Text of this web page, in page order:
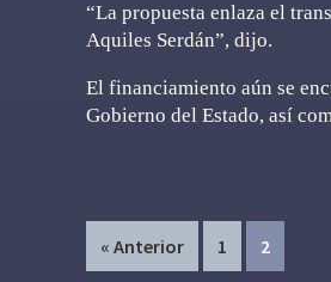
“La propuesta enlaza el
Aquiles Serdán”, dijo.
El financiamiento aún se
Gobierno del Estado, así
« Anterior Page
1 Page
2